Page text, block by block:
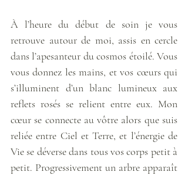
À l’heure du début de soin je vous
retrouve autour de moi, assis en cercle
dans l’apesanteur du cosmos étoilé. Vous
vous donnez les mains, et vos cœurs qui
s’illuminent d’un blanc lumineux aux
reflets rosés se relient entre eux. Mon
cœur se connecte au vôtre alors que suis
reliée entre Ciel et Terre, et l’énergie de
Vie se déverse dans tous vos corps petit à
petit. Progressivement un arbre apparaît